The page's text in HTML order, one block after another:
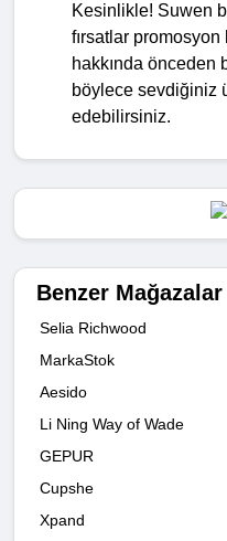
Kesinlikle! Suwen
fırsatlar
hakkında önceden
böylece sevdiğiniz
edebilirsiniz.
Benzer Mağazalar
Selia Richwood
MarkaStok
Aesido
Li Ning Way of Wade
GEPUR
Cupshe
Xpand